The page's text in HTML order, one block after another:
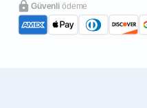
Güvenli ödeme